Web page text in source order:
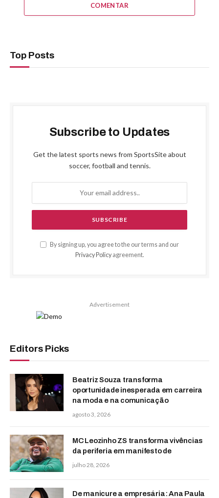
COMENTAR
Top Posts
Subscribe to Updates
Get the latest sports news from SportsSite about
soccer, football and tennis.
By signing up, you agree to the our terms and our
Privacy Policyagreement.
Advertisement
Editors Picks
Beatriz Souza transforma
oportunidade inesperada em carreira
na moda e na comunicação
agosto 3, 2026
MC Leozinho ZS transforma vivências
da periferia em manifesto de
julho 28, 2026
De manicure a empresária: Ana Paula